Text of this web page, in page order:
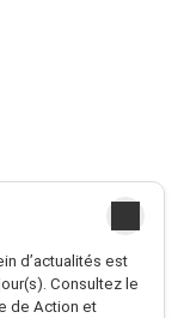
d’actualités est
Consultez le
de Action et